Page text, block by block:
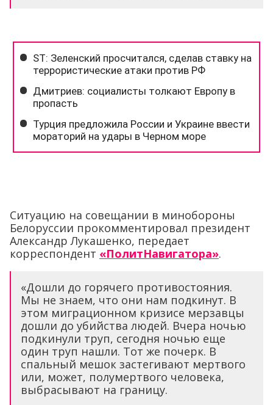
Ситуацию на совещании в минобороны
Белоруссии прокомментировал президент
Александр Лукашенко, передает
корреспондент «ПолитНавигатора».
«Дошли до горячего противостояния.
Мы не знаем, что они нам подкинут. В
этом миграционном кризисе мерзавцы
дошли до убийства людей. Вчера ночью
подкинули труп, сегодня ночью еще
один труп нашли. Тот же почерк. В
спальный мешок застегивают мертвого
или, может, полумертвого человека,
выбрасывают на границу.